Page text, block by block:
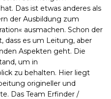
Das ist etwas anderes als
der Ausbildung zum
ausmachen. Schon der
dass es um Leitung, aber
Aspekten geht. Die
um in
zu behalten. Hier liegt
origineller und
Das Team Erfinder /